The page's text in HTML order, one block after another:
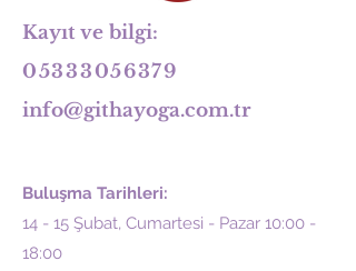
Kayıt ve bilgi:
05333056379
info@githayoga.com.tr
Buluşma Tarihleri:
14 - 15 Şubat, Cumartesi - Pazar 10:00 -
18:00